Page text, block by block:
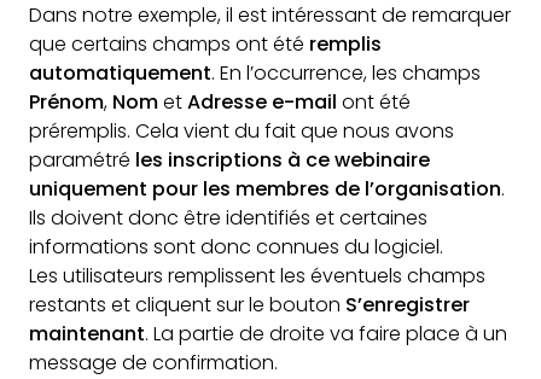
Dans notre exemple, il est intéressant de remarquer
que certains champs ont été remplis
automatiquement. En l’occurrence, les champs
Prénom, NometAdresse e-mail ont été
préremplis. Cela vient du fait que nous avons
paramétré les inscriptions à ce webinaire
uniquement pour les membres de l’organisation.
Ils doivent donc être identifiés et certaines
informations sont donc connues du logiciel.
Les utilisateurs remplissent les éventuels champs
restants et cliquent sur le bouton S’enregistrer
maintenant. La partie de droite va faire place à un
message de confirmation.